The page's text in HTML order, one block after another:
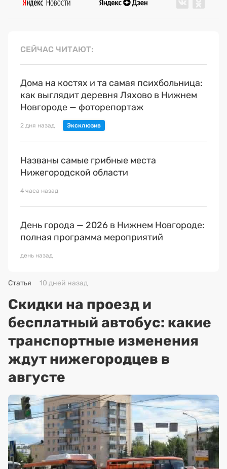
СЕЙЧАС ЧИТАЮТ
Дома на костях и та самая психбольница:
как выглядит деревня Ляхово в Нижнем
Новгороде — фоторепортаж
2 дня назад
Названы самые грибные места
Нижегородской области
4 часа назад
День города — 2026 в Нижнем Новгороде:
полная программа мероприятий
день назад
Статья 10 дней назад
Скидки на проезд и
бесплатный автобус: какие
транспортные изменения
ждут нижегородцев в
августе